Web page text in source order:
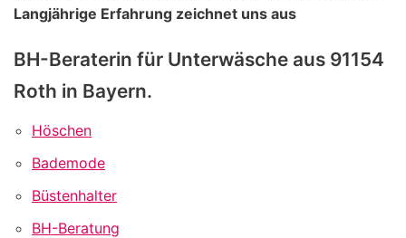
Langjährige Erfahrung zeichnet uns aus
BH-Beraterin für Unterwäsche aus 91154
Roth in Bayern.
Höschen
Bademode
Büstenhalter
BH-Beratung